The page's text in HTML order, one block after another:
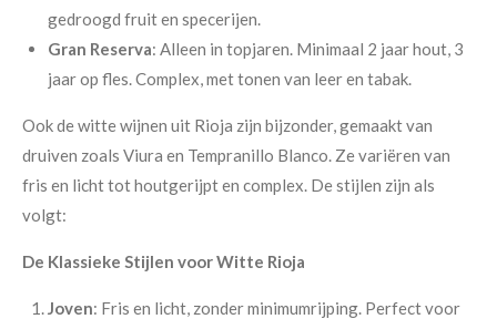
gedroogd fruit en specerijen.
Gran Reserva: Alleen in topjaren. Minimaal 2 jaar hout, 3
jaar op fles. Complex, met tonen van leer en tabak.
Ook de witte wijnen uit Rioja zijn bijzonder, gemaakt van
druiven zoals Viura en Tempranillo Blanco. Ze variëren van
fris en licht tot houtgerijpt en complex. De stijlen zijn als
volgt:
De Klassieke Stijlen voor Witte Rioja
Joven: Fris en licht, zonder minimumrijping. Perfect voor